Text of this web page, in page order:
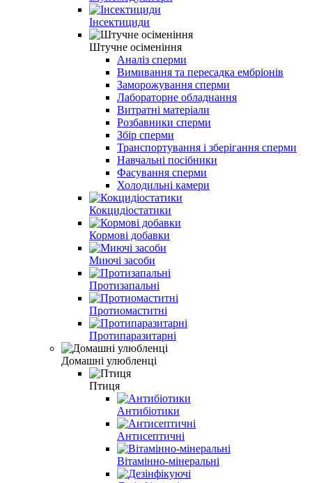
Інсектициди
Штучне осіменіння
Аналіз сперми
Вимивання та пересадка ембріонів
Заморожування сперми
Лабораторне обладнання
Витратні матеріали
Розбавники сперми
Збір сперми
Транспортування і зберігання сперми
Навчальні посібники
Фасування сперми
Холодильні камери
Кокцидіостатики
Кормові добавки
Миючі засоби
Протизапальні
Протиомаститні
Протипаразитарні
Домашні улюбленці
Птиця
Антибіотики
Антисептичні
Вітамінно-мінеральні